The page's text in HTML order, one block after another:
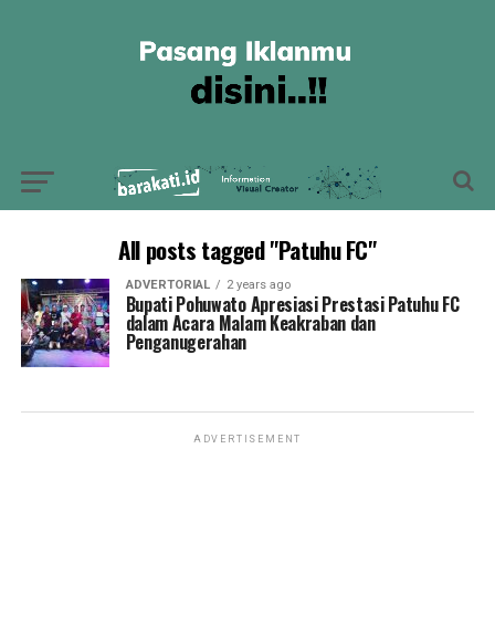
All posts tagged "Patuhu FC"
ADVERTORIAL 2 years ago
Bupati Pohuwato Apresiasi Prestasi Patuhu FC
dalam Acara Malam Keakraban dan
Penganugerahan
ADVERTISEMENT